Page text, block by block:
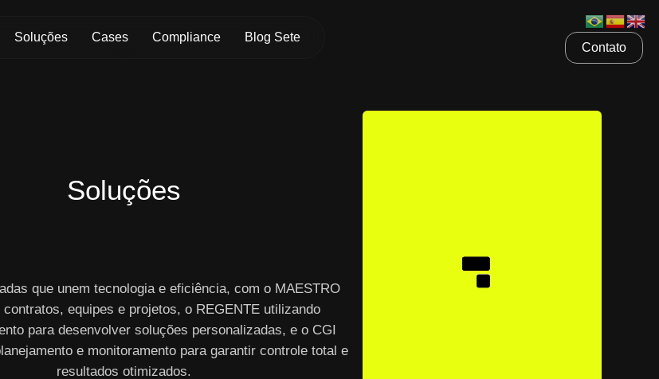
Soluções Cases Compliance Blog Sete
Contato
Soluções
que unem tecnologia e eficiência, com o MAESTRO
contratos, equipes e projetos, o REGENTE utilizando
para desenvolver soluções personalizadas, e o CGI
e monitoramento para garantir controle total e
resultados otimizados.